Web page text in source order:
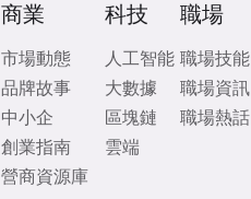
商業
市場動態
品牌故事
中小企
創業指南
營商資源庫
科技
人工智能
大數據
區塊鏈
雲端
職場
職場技能
職場資訊
職場熱話